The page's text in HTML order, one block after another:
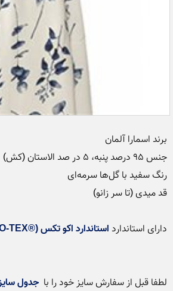
دارای استاندارد استاندارد اکو تکس (®OEKO-TEX)
لطفا قبل از سفارش سایز خود را با جدول